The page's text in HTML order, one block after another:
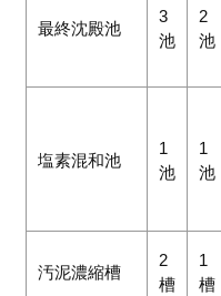
最終沈殿池
3
池
2
池
塩素混和池
1
池
1
池
汚泥濃縮槽
2
槽
1
槽